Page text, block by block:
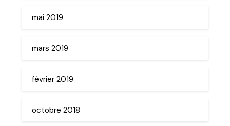
mai 2019
mars 2019
février 2019
octobre 2018